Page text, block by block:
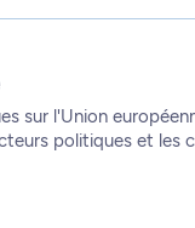
sur l'Union
politiques et les